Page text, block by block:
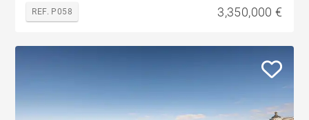
REF. P058 3,350,000 €